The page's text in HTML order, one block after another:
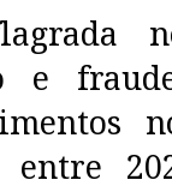
e
entre